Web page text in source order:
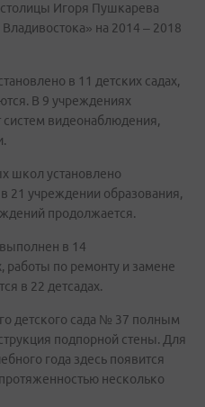
Игоря Пушкарева
на 2014 – 2018
в 11 детских садах,
В 9 учреждениях
видеонаблюдения,
школ установлено
21 учреждении образования,
продолжается.
в 14
работы по ремонту и замене
в 22 детсадах.
детского сада № 37 полным
подпорной стены. Для
года здесь появится
несколько